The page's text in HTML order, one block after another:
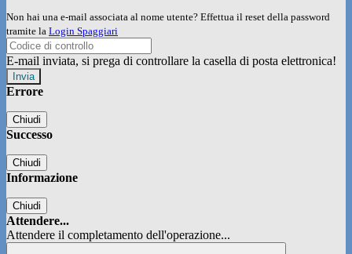
Non hai una e-mail associata al nome utente? Effettua il reset della password
tramite la Login Spaggiari
E-mail inviata, si prega di controllare la casella di posta elettronica!
Errore
Chiudi
Successo
Chiudi
Informazione
Chiudi
Attendere...
Attendere il completamento dell'operazione...